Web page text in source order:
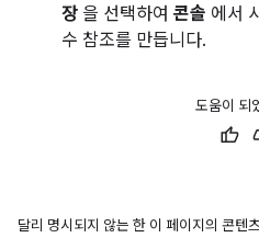
장 을 선택하여 콘솔 에서
수 참조를 만듭니다.
도움이 되
달리 명시되지 않는 한 이 페이지의 콘텐